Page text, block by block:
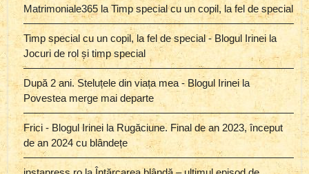
Matrimoniale365 laTimp special cu un copil, la fel de special
Timp special cu un copil, la fel de special - Blogul Irineila
Jocuri de rol și timp special
După 2 ani. Steluțele din viața mea - Blogul Irineila
Povestea merge mai departe
Frici - Blogul Irinei la Rugăciune. Final de an 2023, început
de an 2024 cu blândețe